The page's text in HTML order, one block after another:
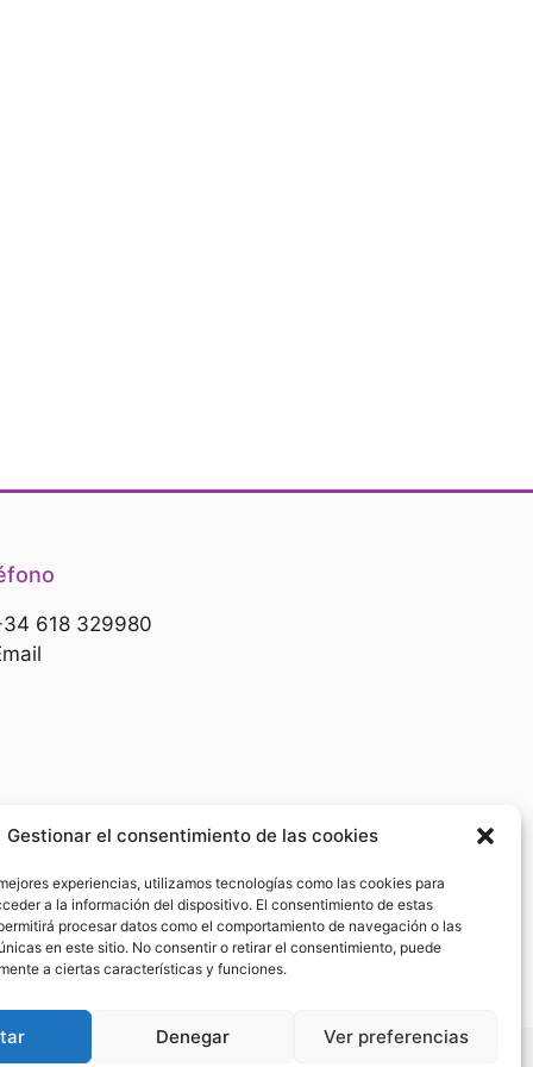
Gestionar el consentimiento de las cookies
experiencias, utilizamos tecnologías como las cookies para
a la información del dispositivo. El consentimiento de estas
procesar datos como el comportamiento de navegación o las
en este sitio. No consentir o retirar el consentimiento, puede
a ciertas características y funciones.
Denegar Ver preferencias
618 329980